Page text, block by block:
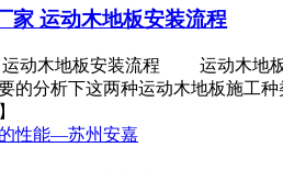
家 运动木地板安装流程
动木地板安装流程 运动木地板
的分析下这两种运动木地板施工
】